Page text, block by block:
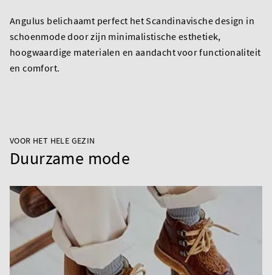
Angulus belichaamt perfect het Scandinavische design in
schoenmode door zijn minimalistische esthetiek,
hoogwaardige materialen en aandacht voor functionaliteit
en comfort.
VOOR HET HELE GEZIN
Duurzame mode